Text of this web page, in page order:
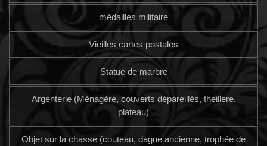
médailles militaire
Vieilles cartes postales
Statue de marbre
Argenterie (Ménagère, couverts dépareillés, theillere,
plateau)
Objet sur la chasse (couteau, dague ancienne, trophée de